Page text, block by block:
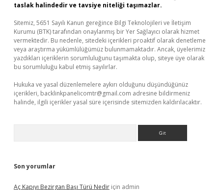
taslak halindedir ve tavsiye niteliği taşımazlar.
Sitemiz, 5651 Sayılı Kanun gereğince Bilgi Teknolojileri ve İletişim
Kurumu (BTK) tarafından onaylanmış bir Yer Sağlayıcı olarak hizmet
vermektedir. Bu nedenle, sitedeki içerikleri proaktif olarak denetleme
veya araştırma yükümlülüğümüz bulunmamaktadır. Ancak, üyelerimiz
yazdıkları içeriklerin sorumluluğunu taşımakta olup, siteye üye olarak
bu sorumluluğu kabul etmiş sayılırlar.
Hukuka ve yasal düzenlemelere aykırı olduğunu düşündüğünüz
içerikleri, backlinkpanelicomtr@gmail.com adresine bildirmeniz
halinde, ilgili içerikler yasal süre içerisinde sitemizden kaldırılacaktır.
Son yorumlar
Aç Kapıyı Bezirgan Başı Türü Nedir için admin